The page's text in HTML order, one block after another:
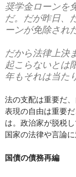
奨学金ローンを
だ。だが昨日、
ーンが免除され
だから法律上決
起こらないとは
年もそれは当た
法の支配は重要だ
表現の自由は重要
は。政治家が脱税
国家の法律や言論
国債の債務再編